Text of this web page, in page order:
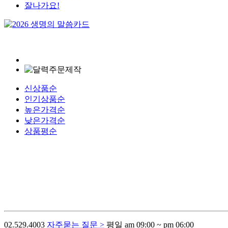
잘나가요!
신상품순
인기상품순
높은가격순
낮은가격순
상품평순
02.529.4003 자주묻는 질문 > 평일 am 09:00 ~ pm 06:00